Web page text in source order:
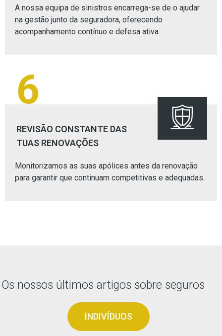
A nossa equipa de sinistros encarrega-se de o ajudar
na gestão junto da seguradora, oferecendo
acompanhamento contínuo e defesa ativa.
6
REVISÃO CONSTANTE DAS
TUAS RENOVAÇÕES
Monitorizamos as suas apólices antes da renovação
para garantir que continuam competitivas e adequadas.
Os nossos últimos artigos sobre seguros
INDIVÍDUOS